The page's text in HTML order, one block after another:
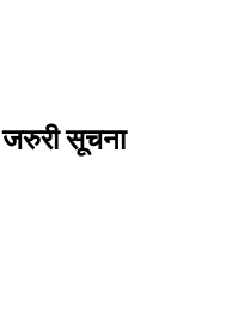
जरुरी सूचना